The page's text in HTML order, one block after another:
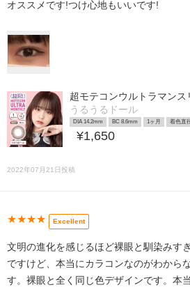
オススメです!つけ心地もいいです!
超モテコンウルトラマンス
うるうるドール
DIA 14.2mm BC 8.6mm 1ヶ月 着色直
¥1,650
2022年07月21日投稿
★★★★ Excellent
文明の進化を感じるほど裸眼と馴染みす
ですけど、本当にカラコンなのがわから
す。裸眼と全く同じ色デザインです。本